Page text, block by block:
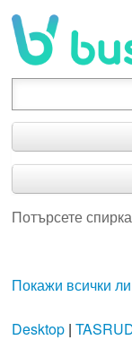
Потърсете
Покажи всички
Desktop|